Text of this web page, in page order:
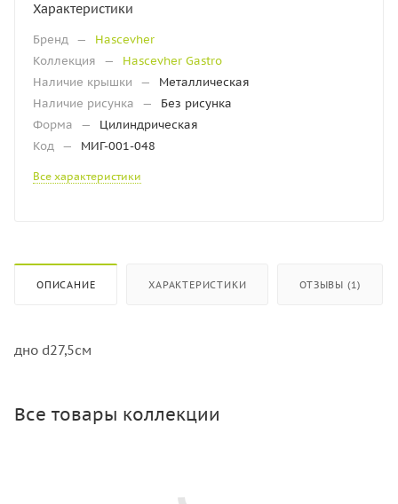
Характеристики
Бренд —
Hascevher
Коллекция
—
Hascevher Gastro
Наличие крышки
—
Металлическая
Наличие рисунка
—
Без рисунка
Форма
—
Цилиндрическая
Код — МИГ-001-048
Все характеристики
ОПИСАНИЕ ХАРАКТЕРИСТИКИ ОТЗЫВЫ (1)
дно d27,5см
Все товары коллекции